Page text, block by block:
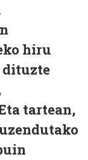
hiru
tartean,